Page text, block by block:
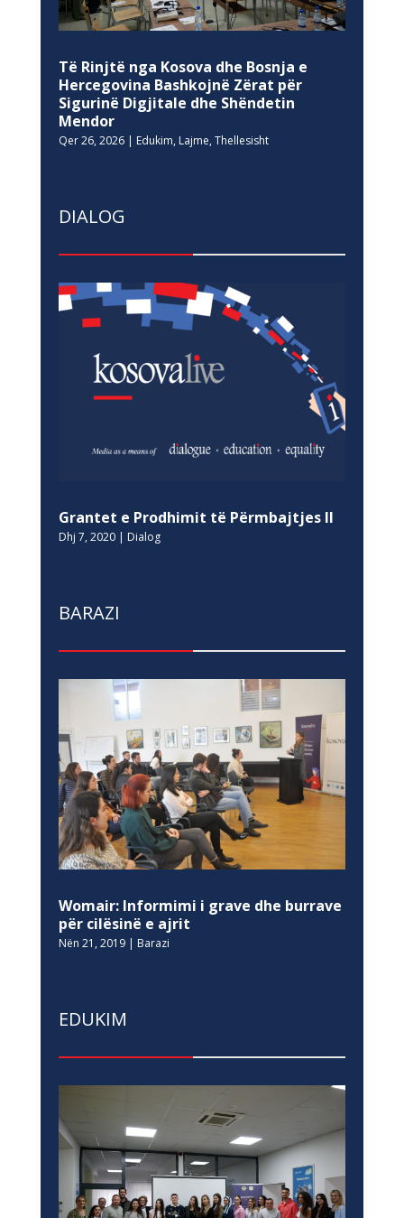
Të Rinjtë nga Kosova dhe Bosnja e
Hercegovina Bashkojnë Zërat për
Sigurinë Digjitale dhe Shëndetin
Mendor
Qer 26, 2026| Edukim, Lajme, Thellesisht
DIALOG
Grantet e Prodhimit të Përmbajtjes II
Dhj 7, 2020| Dialog
BARAZI
Womair: Informimi i grave dhe burrave
për cilësinë e ajrit
Nën 21, 2019| Barazi
EDUKIM